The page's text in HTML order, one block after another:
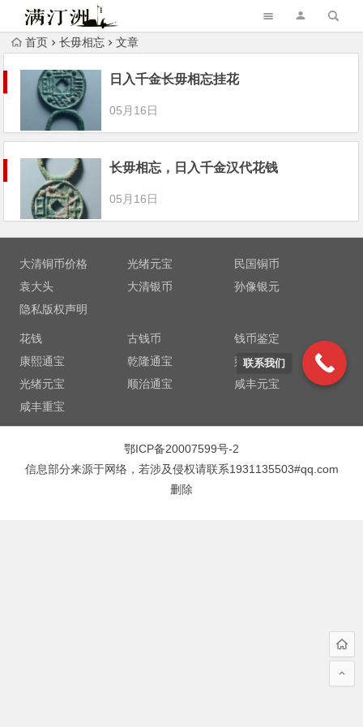
首页 长毋相忘 文章
日入千金长毋相忘挂花
05月16日
长毋相忘，日入千金汉代花钱
05月16日
大清铜币价格 光绪元宝
民国铜币
袁大头
大清银币
孙像银元
隐私版权声明
花钱 古钱币
钱币鉴定
康熙通宝
乾隆通宝
雍正通宝
光绪元宝
顺治通宝
咸丰元宝
咸丰重宝
鄂ICP备20007599号-2
信息部分来源于网络，若涉及侵权请联系1931135503#qq.com
删除
联系我们